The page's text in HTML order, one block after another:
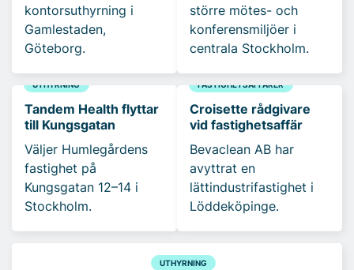
kontorsuthyrning i
Gamlestaden,
Göteborg.
större mötes- och
konferensmiljöer i
centrala Stockholm.
UTHYRNING
Tandem Health flyttar
till Kungsgatan
Väljer Humlegårdens
fastighet på
Kungsgatan 12–14 i
Stockholm.
FASTIGHETSAFFÄRER
Croisette rådgivare
vid fastighetsaffär
Bevaclean AB har
avyttrat en
lättindustrifastighet i
Löddeköpinge.
UTHYRNING